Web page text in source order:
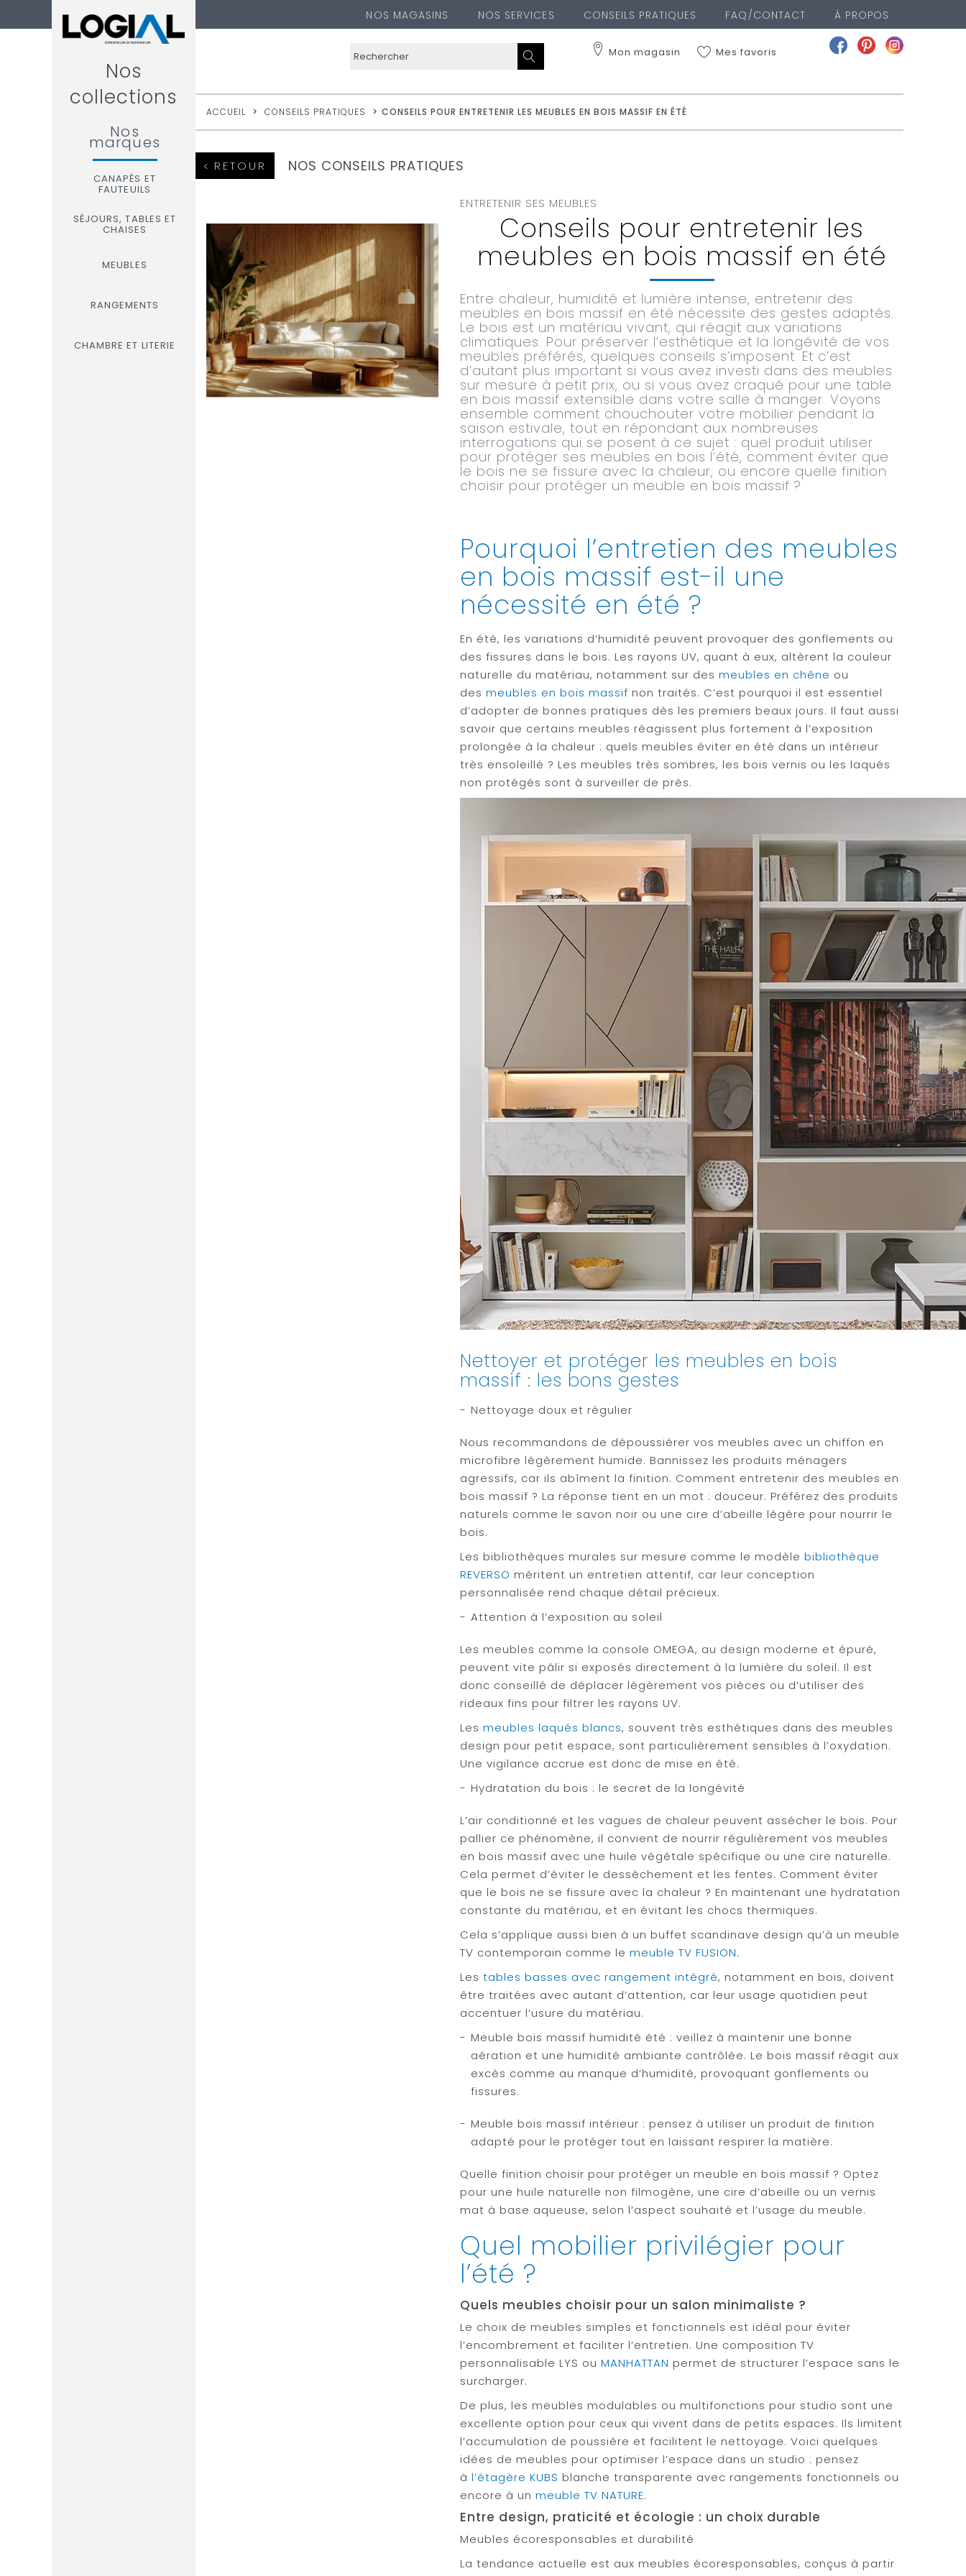
NOS MAGASINS NOS SERVICES CONSEILS PRATIQUES FAQ/CONTACT À PROPOS
Mon magasin
ME LOCALISER
Mes favoris
Nos
collections
Nos
marques
CANAPÉS ET
FAUTEUILS
SÉJOURS, TABLES ET
CHAISES
MEUBLES
RANGEMENTS
CHAMBRE ET LITERIE
ACCUEIL > CONSEILS PRATIQUES > CONSEILS POUR ENTRETENIR LES MEUBLES EN BOIS MASSIF EN ÉTÉ
RETOUR NOS CONSEILS PRATIQUES
ENTRETENIR SES MEUBLES
Conseils pour entretenir les
meubles en bois massif en été
Entre chaleur, humidité et lumière intense, entretenir des
meubles en bois massif en été nécessite des gestes adaptés.
Le bois est un matériau vivant, qui réagit aux variations
climatiques. Pour préserver l’esthétique et la longévité de vos
meubles préférés, quelques conseils s’imposent. Et c’est
d’autant plus important si vous avez investi dans des meubles
sur mesure à petit prix, ou si vous avez craqué pour une table
en bois massif extensible dans votre salle à manger. Voyons
ensemble comment chouchouter votre mobilier pendant la
saison estivale, tout en répondant aux nombreuses
interrogations qui se posent à ce sujet : quel produit utiliser
pour protéger ses meubles en bois l’été, comment éviter que
le bois ne se fissure avec la chaleur, ou encore quelle finition
choisir pour protéger un meuble en bois massif ?
Pourquoi l’entretien des meubles
en bois massif est-il une
nécessité en été ?
En été, les variations d’humidité peuvent provoquer des gonflements ou
des fissures dans le bois. Les rayons UV, quant à eux, altèrent la couleur
naturelle du matériau, notamment sur desmeubles en chêne ou
desmeubles en bois massif non traités. C’est pourquoi il est essentiel
d’adopter de bonnes pratiques dès les premiers beaux jours. Il faut aussi
savoir que certains meubles réagissent plus fortement à l’exposition
prolongée à la chaleur : quels meubles éviter en été dans un intérieur
très ensoleillé ? Les meubles très sombres, les bois vernis ou les laqués
non protégés sont à surveiller de près.
Nettoyer et protéger les meubles en bois
massif : les bons gestes
Nettoyage doux et régulier
Nous recommandons de dépoussiérer vos meubles avec un chiffon en
microfibre légèrement humide. Bannissez les produits ménagers
agressifs, car ils abîment la finition. Comment entretenir des meubles en
bois massif ? La réponse tient en un mot : douceur. Préférez des produits
naturels comme le savon noir ou une cire d’abeille légère pour nourrir le
bois.
Les bibliothèques murales sur mesure comme le modèlebibliothèque
REVERSO méritent un entretien attentif, car leur conception
personnalisée rend chaque détail précieux.
Attention à l’exposition au soleil
Les meubles comme la console OMEGA, au design moderne et épuré,
peuvent vite pâlir si exposés directement à la lumière du soleil. Il est
donc conseillé de déplacer légèrement vos pièces ou d’utiliser des
rideaux fins pour filtrer les rayons UV.
Lesmeubles laqués blancs, souvent très esthétiques dans des meubles
design pour petit espace, sont particulièrement sensibles à l’oxydation.
Une vigilance accrue est donc de mise en été.
Hydratation du bois : le secret de la longévité
L’air conditionné et les vagues de chaleur peuvent assécher le bois. Pour
pallier ce phénomène, il convient de nourrir régulièrement vos meubles
en bois massif avec une huile végétale spécifique ou une cire naturelle.
Cela permet d’éviter le dessèchement et les fentes. Comment éviter
que le bois ne se fissure avec la chaleur ? En maintenant une hydratation
constante du matériau, et en évitant les chocs thermiques.
Cela s’applique aussi bien à un buffet scandinave design qu’à un meuble
TV contemporain comme lemeuble TV FUSION.
Lestables basses avec rangement intégré, notamment en bois, doivent
être traitées avec autant d’attention, car leur usage quotidien peut
accentuer l’usure du matériau.
Meuble bois massif humidité été : veillez à maintenir une bonne
aération et une humidité ambiante contrôlée. Le bois massif réagit aux
excès comme au manque d’humidité, provoquant gonflements ou
fissures.
Meuble bois massif intérieur : pensez à utiliser un produit de finition
adapté pour le protéger tout en laissant respirer la matière.
Quelle finition choisir pour protéger un meuble en bois massif ? Optez
pour une huile naturelle non filmogène, une cire d’abeille ou un vernis
mat à base aqueuse, selon l’aspect souhaité et l’usage du meuble.
Quel mobilier privilégier pour
l’été ?
Quels meubles choisir pour un salon minimaliste ?
Le choix de meubles simples et fonctionnels est idéal pour éviter
l’encombrement et faciliter l’entretien. Une composition TV
personnalisable LYS ouMANHATTAN permet de structurer l’espace sans le
surcharger.
De plus, les meubles modulables ou multifonctions pour studio sont une
excellente option pour ceux qui vivent dans de petits espaces. Ils limitent
l’accumulation de poussière et facilitent le nettoyage. Voici quelques
idées de meubles pour optimiser l’espace dans un studio : pensez
àl’étagère KUBS blanche transparente avec rangements fonctionnels ou
encore à unmeuble TV NATURE.
Entre design, praticité et écologie : un choix durable
Meubles écoresponsables et durabilité
La tendance actuelle est aux meubles écoresponsables, conçus à partir